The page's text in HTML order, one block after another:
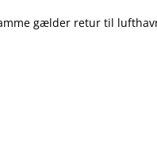
gælder retur til